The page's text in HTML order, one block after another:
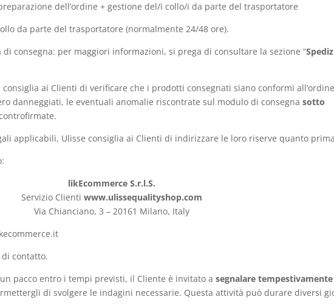
dell’ordine + gestione del/i collo/i da parte del trasportatore
da parte del trasportatore (normalmente 24/48 ore).
consegna: per maggiori informazioni, si prega di consultare la sezione “
consiglia ai Clienti di verificare che i prodotti consegnati siano conformi
danneggiati, le eventuali anomalie riscontrate sul modulo di consegnasotto
applicabili, Ulisse consiglia ai Clienti di indirizzare le loro riserve quanto
likEcommerce S.r.l.S.
Servizio Clientiwww.ulissequalityshop.com
Via Chianciano, 3 – 20161 Milano, Italy
contatto.
pacco entro i tempi previsti, il Cliente è invitato asegnalare tempestivamente
di svolgere le indagini necessarie. Questa attività può durare diversi